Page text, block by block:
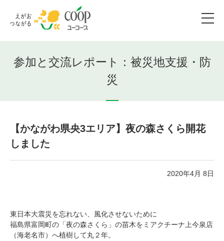
参加と交流レポート：被災地支援・防
災
【かながわ県央3エリア】夜の森さくら開花
しました
2020年4月 8日
東日本大震災を忘れない、風化させないために
福島県富岡町の「夜の森さくら」の苗木をミアクチーナ上今泉店
（海老名市）へ植樹して丸２年。